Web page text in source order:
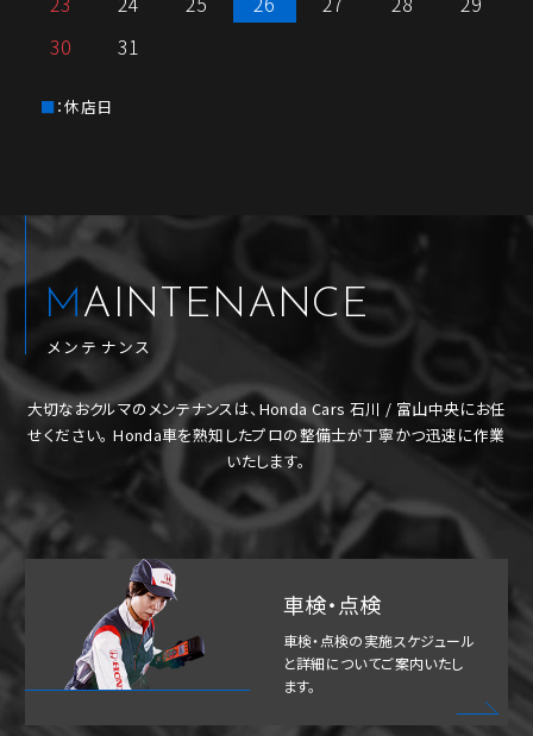
30
31
：休店日
MAINTENANCE
メンテナンス
大切なおクルマのメンテナンスは、Honda Cars 石川 / 富山中央にお任
せください。 Honda車を熟知したプロの整備士が丁寧かつ迅速に作業
いたします。
車検・点検
車検・点検の実施スケジュール
と詳細についてご案内いたし
ます。